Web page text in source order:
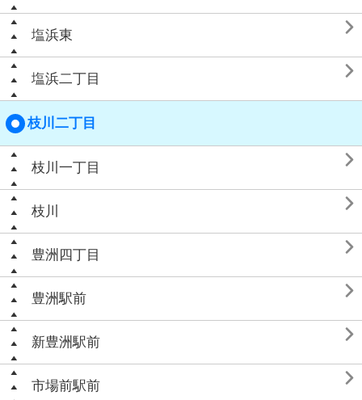
塩浜東 
塩浜二丁目 
枝川二丁目
枝川一丁目 
枝川 
豊洲四丁目 
豊洲駅前 
新豊洲駅前 
市場前駅前 